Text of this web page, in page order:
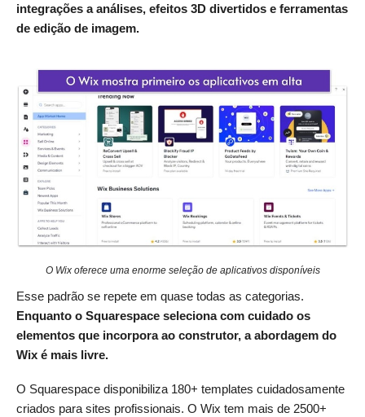
integrações a análises, efeitos 3D divertidos e ferramentas
de edição de imagem.
O Wix oferece uma enorme seleção de aplicativos disponíveis
Esse padrão se repete em quase todas as categorias.
Enquanto o Squarespace seleciona com cuidado os
elementos que incorpora ao construtor, a abordagem do
Wix é mais livre.
O Squarespace disponibiliza 180+ templates cuidadosamente
criados para sites profissionais. O Wix tem mais de 2500+